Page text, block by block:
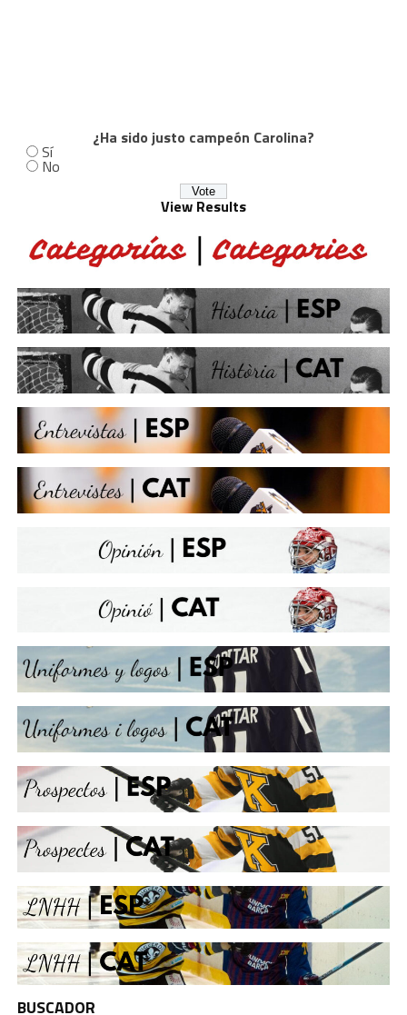
¿Ha sido justo campeón Carolina?
Sí
No
View Results
BUSCADOR